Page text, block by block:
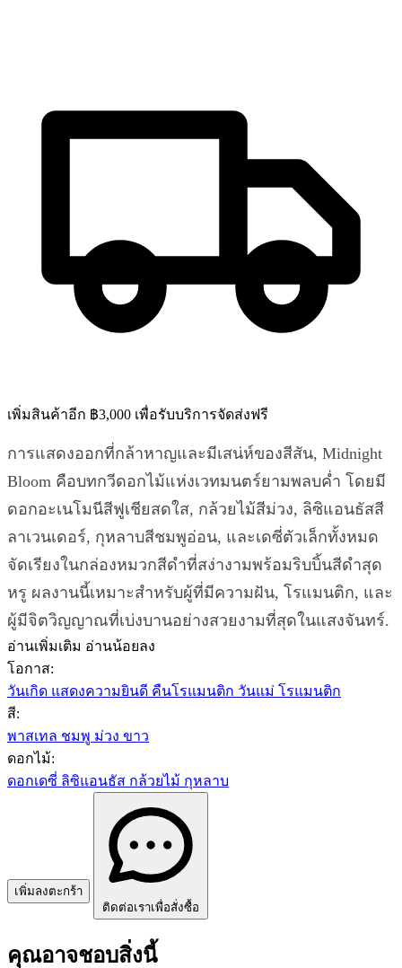
เพิ่มสินค้าอีก ฿3,000 เพื่อรับบริการจัดส่งฟรี
การแสดงออกที่กล้าหาญและมีเสน่ห์ของสีสัน, Midnight
Bloom คือบทกวีดอกไม้แห่งเวทมนตร์ยามพลบค่ำ โดยมี
ดอกอะเนโมนีสีฟูเชียสดใส, กล้วยไม้สีม่วง, ลิซิแอนธัสสี
ลาเวนเดอร์, กุหลาบสีชมพูอ่อน, และเดซี่ตัวเล็กทั้งหมด
จัดเรียงในกล่องหมวกสีดำที่สง่างามพร้อมริบบิ้นสีดำสุด
หรู ผลงานนี้เหมาะสำหรับผู้ที่มีความฝัน, โรแมนติก, และ
ผู้มีจิตวิญญาณที่เบ่งบานอย่างสวยงามที่สุดในแสงจันทร์.
อ่านเพิ่มเติม อ่านน้อยลง
โอกาส:
วันเกิด แสดงความยินดี คืนโรแมนติก วันแม่ โรแมนติก
สี:
พาสเทล ชมพู ม่วง ขาว
ดอกไม้:
ดอกเดซี่ ลิซิแอนธัส กล้วยไม้ กุหลาบ
เพิ่มลงตะกร้า
ติดต่อเราเพื่อสั่งซื้อ
คุณอาจชอบสิ่งนี้